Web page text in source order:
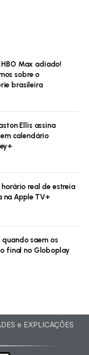
Max adiado!
sobre o
brasileira
Ellis assina
calendário
horário real de estreia
na Apple TV+
saem os
final no Globoplay
e EXPLICAÇÕES